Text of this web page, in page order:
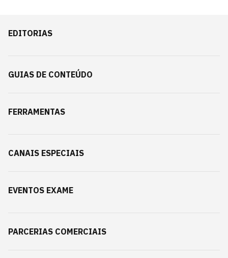
EDITORIAS
GUIAS DE CONTEÚDO
FERRAMENTAS
CANAIS ESPECIAIS
EVENTOS EXAME
PARCERIAS COMERCIAIS